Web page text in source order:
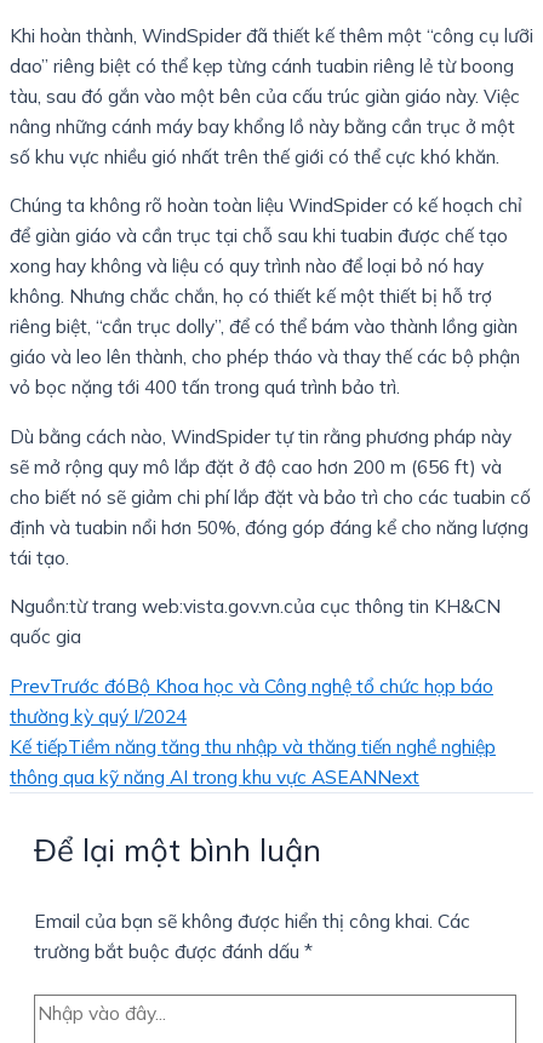
Khi hoàn thành, WindSpider đã thiết kế thêm một “công cụ lưỡi
dao” riêng biệt có thể kẹp từng cánh tuabin riêng lẻ từ boong
tàu, sau đó gắn vào một bên của cấu trúc giàn giáo này. Việc
nâng những cánh máy bay khổng lồ này bằng cần trục ở một
số khu vực nhiều gió nhất trên thế giới có thể cực khó khăn.
Chúng ta không rõ hoàn toàn liệu WindSpider có kế hoạch chỉ
để giàn giáo và cần trục tại chỗ sau khi tuabin được chế tạo
xong hay không và liệu có quy trình nào để loại bỏ nó hay
không. Nhưng chắc chắn, họ có thiết kế một thiết bị hỗ trợ
riêng biệt, “cần trục dolly”, để có thể bám vào thành lồng giàn
giáo và leo lên thành, cho phép tháo và thay thế các bộ phận
vỏ bọc nặng tới 400 tấn trong quá trình bảo trì.
Dù bằng cách nào, WindSpider tự tin rằng phương pháp này
sẽ mở rộng quy mô lắp đặt ở độ cao hơn 200 m (656 ft) và
cho biết nó sẽ giảm chi phí lắp đặt và bảo trì cho các tuabin cố
định và tuabin nổi hơn 50%, đóng góp đáng kể cho năng lượng
tái tạo.
Nguồn:từ trang web:vista.gov.vn.của cục thông tin KH&CN
quốc gia
PrevTrước đóBộ Khoa học và Công nghệ tổ chức họp báo
thường kỳ quý I/2024
Kế tiếpTiềm năng tăng thu nhập và thăng tiến nghề nghiệp
thông qua kỹ năng AI trong khu vực ASEANNext
Để lại một bình luận
Email của bạn sẽ không được hiển thị công khai. Các
trường bắt buộc được đánh dấu *
Nhập